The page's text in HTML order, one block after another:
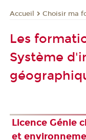
Accueil Choisir ma
Les
Système
Licence Génie
et